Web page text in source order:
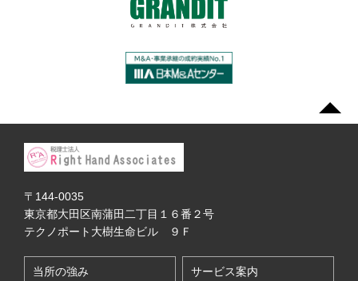
〒144-0035
東京都大田区南蒲田二丁目１６番２号
テクノポート大樹生命ビル ９Ｆ
当所の強み サービス案内